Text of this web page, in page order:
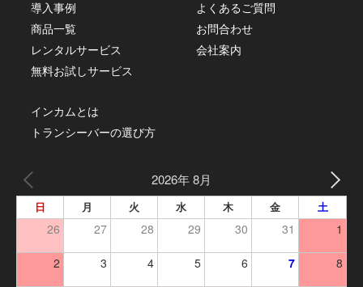
導入事例
商品一覧
レンタルサービス
無料お試しサービス
よくあるご質問
お問合わせ
会社案内
インカムとは
トランシーバーの選び方
2026年 8月
日 月 火 水 木 金 土
26 27 28 29 30 31 1
2 3 4 5 6 7 8